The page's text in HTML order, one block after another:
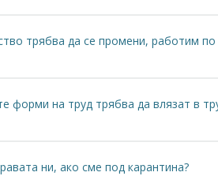
трябва да се промени, работим по
форми на труд трябва да влязат в
ни, ако сме под карантина?